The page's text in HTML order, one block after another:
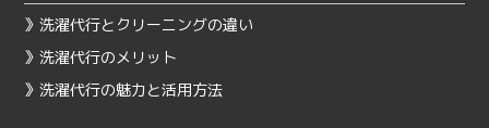
》洗濯代行とクリーニングの違い
》洗濯代行のメリット
》洗濯代行の魅力と活用方法